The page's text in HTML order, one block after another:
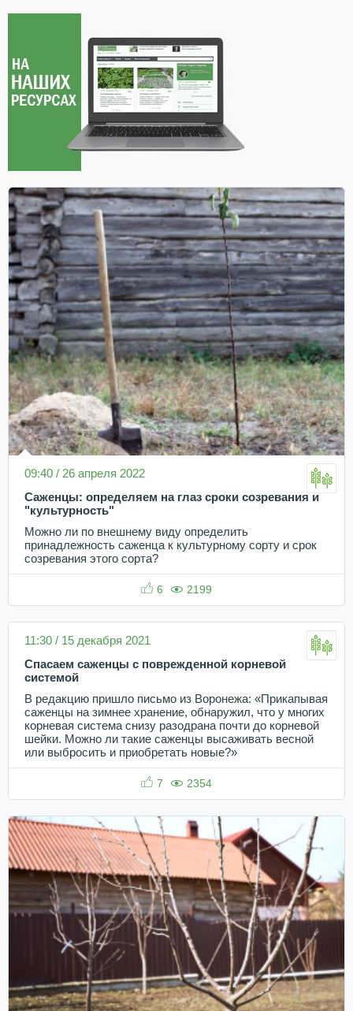
09:40 / 26 апреля 2022
Саженцы: определяем на глаз сроки созревания и
"культурность"
Можно ли по внешнему виду определить
принадлежность саженца к культурному сорту и срок
созревания этого сорта?
6 2199
11:30 / 15 декабря 2021
Спасаем саженцы с поврежденной корневой
системой
В редакцию пришло письмо из Воронежа: «Прикапывая
саженцы на зимнее хранение, обнаружил, что у многих
корневая система снизу разодрана почти до корневой
шейки. Можно ли такие саженцы высаживать весной
или выбросить и приобретать новые?»
7 2354